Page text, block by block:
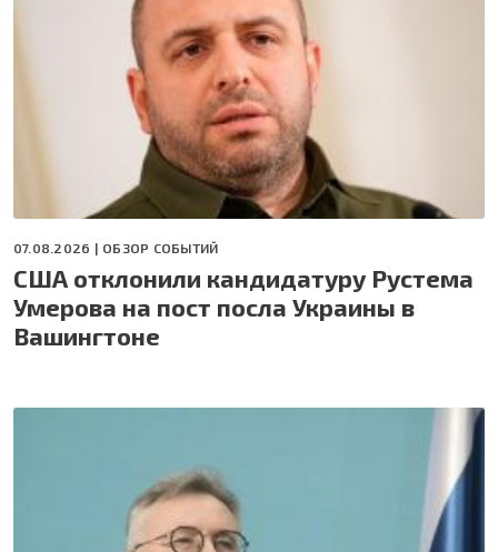
07.08.2026 | ОБЗОР СОБЫТИЙ
США отклонили кандидатуру Рустема
Умерова на пост посла Украины в
Вашингтоне